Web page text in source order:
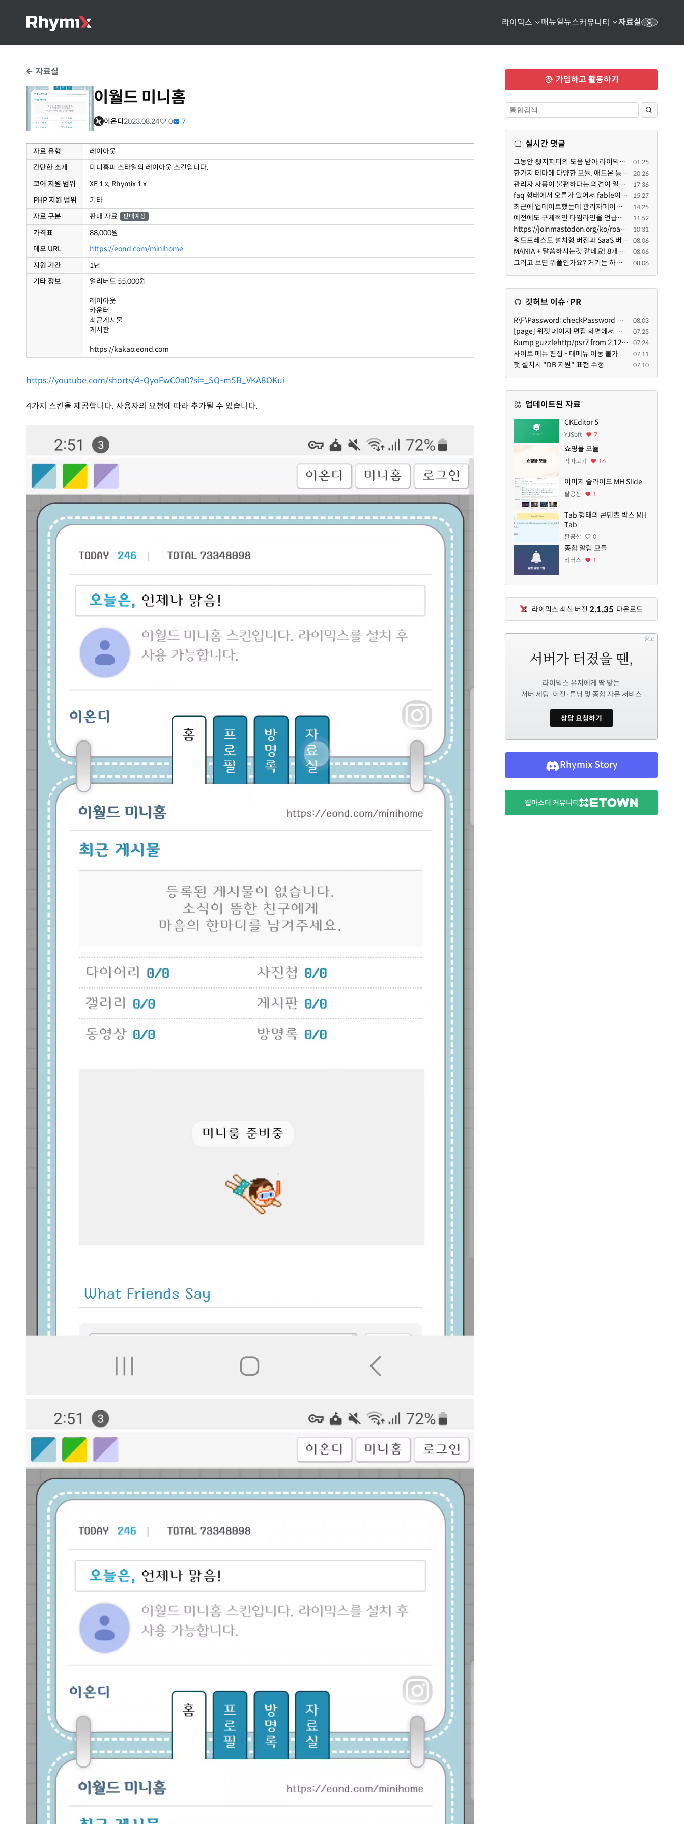
라이믹스 매뉴얼뉴스커뮤니티 자료실
자료실
이월드 미니홈
이온디2023.08.24 0 7
자료 유형
레이아웃
간단한 소개
미니홈피 스타일의 레이아웃 스킨입니다.
코어 지원 범위
XE 1.x, Rhymix 1.x
PHP 지원 범위
기타
자료 구분
판매 자료 판매예정
가격표
88,000원
데모 URL
https://eond.com/minihome
지원 기간
1년
기타 정보
얼리버드 55,000원
레이아웃
카운터
최근게시물
게시판
https://kakao.eond.com
https://youtube.com/shorts/4-QyoFwC0a0?si=_SQ-m5B_VKA8OKui
4가지 스킨을 제공합니다. 사용자의 요청에 따라 추가될 수 있습니다.
가입하고 활동하기
실시간 댓글
그동안 챚지피티의 도움 받아 라이믹스 2.1.35 로 업그레이드 잘 한 것은 부인할 수 없는 사실입니다. 그런... 01:25
한가지 테마에 다양한 모듈, 애드온 등을 같이 사용하게 되면 의외로 어려운게 일관성이 있는 디자인의 유지... 20:26
관리자 사용이 불편하다는 의견이 일부 있어서 반영했습니다 ㅎㅎ 8.4이상도 지원될 수 있도록 10.5.2 혹은 ... 17:36
faq 형태에서 오류가 있어서 fable이 수정해 주었습니다. 참고하세요. 증상 FAQ형 목록에서 항목을 펼치면 ... 15:27
최근에 업데이트했는데 관리자페이지가 많이 달라졌네요 여기서 모듈 설치하려고 하니 php 8.4.14버전이라 8... 14:25
예전에도 구체적인 타임라인을 언급했다가 지키지 못한 것에 죄송한 마음이 있다 보니 (코어 개발/운영 자체... 11:52
https://joinmastodon.org/ko/roadmap 로드맵 이야기가 나온김에 적자면 공홈에 대략적인 로드맵이 공개되어... 10:31
워드프레스도 설치형 버전과 SaaS 버전(워드프레스닷컴)은 다른 점이 많습니다. SaaS로 제공한다면 GPL 라이... 08.06
MANIA + 말씀하시는것 같네요! 8개 정도의 커뮤니티가 저 MANIA+ 기반으로 구축된거로 알고 있습니다. SaaS ... 08.06
그러고 보면 위폴인가요? 거기는 하단바를 보니까 커뮤니티 빌딩 SaaS 솔루션을 사용하고 있는거 같더라고요... 08.06
깃허브 이슈·PR
R\F\Password::checkPassword 함수 해시 알고리즘을 암시적으로 호출하는 경우 Argon2id 해시 비교 실패 08.03
[page] 위젯 페이지 편집 화면에서 위젯이 Context의 module_info를 덮어쓰면 저장이 ERR_ACT_IS_NOT_STANDALONE으로 실패 07.25
Bump guzzlehttp/psr7 from 2.12.1 to 2.12.3 in /common 07.24
사이트 메뉴 편집 - 대메뉴 이동 불가 07.11
첫 설치시 "DB 지원" 표현 수정 07.10
업데이트된 자료
CKEditor 5
YJSoft 7
쇼핑몰 모듈
딱따고기 16
이미지 슬라이드 MH Slide
팔공산 1
Tab 형태의 콘텐츠 박스 MH
Tab
팔공산 0
종합 알림 모듈
리버스 1
라이믹스 최신 버전 2.1.35 다운로드
광고
라이믹스 유저에게 딱 맞는
서버 세팅·이전·튜닝 및 종합 자문 서비스
상담 요청하기
Rhymix Story
웹마스터 커뮤니티